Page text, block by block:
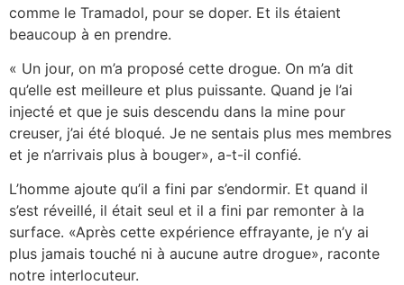
comme le Tramadol, pour se doper. Et ils étaient
beaucoup à en prendre.
« Un jour, on m’a proposé cette drogue. On m’a dit
qu’elle est meilleure et plus puissante. Quand je l’ai
injecté et que je suis descendu dans la mine pour
creuser, j’ai été bloqué. Je ne sentais plus mes membres
et je n’arrivais plus à bouger», a-t-il confié.
L’homme ajoute qu’il a fini par s’endormir. Et quand il
s’est réveillé, il était seul et il a fini par remonter à la
surface. «Après cette expérience effrayante, je n’y ai
plus jamais touché ni à aucune autre drogue», raconte
notre interlocuteur.